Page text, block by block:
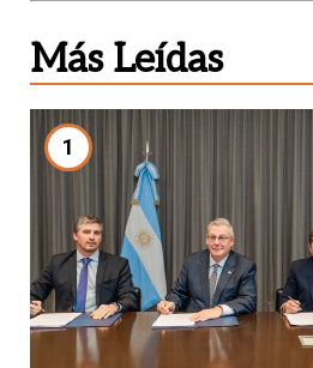
Más Leídas
1